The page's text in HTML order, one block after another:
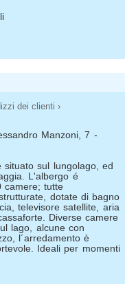
dei clienti ›
Manzoni, 7 -
situato sul lungolago, ed
L'albergo é
camere; tutte
dotate di bagno
televisore satellite, aria
Diverse camere
lago, alcune con
l´arredamento è
Ideali per momenti